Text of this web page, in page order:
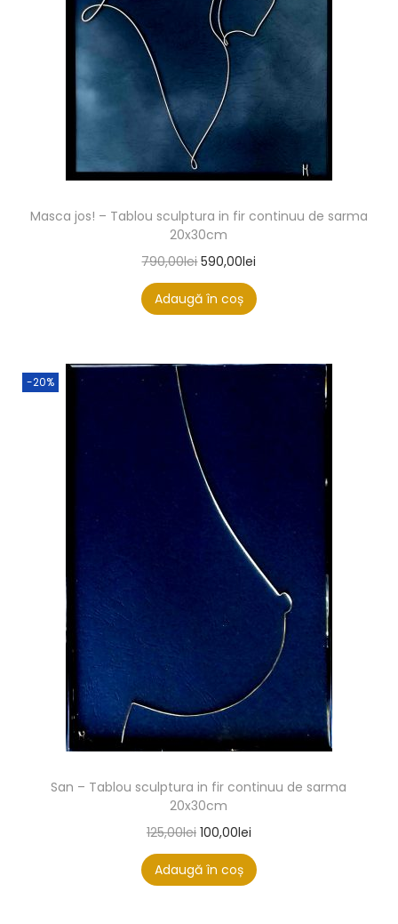
Masca jos! – Tablou sculptura in fir continuu de sarma
20x30cm
790,00lei 590,00lei
Adaugă în coș
-20%
San – Tablou sculptura in fir continuu de sarma
20x30cm
125,00lei 100,00lei
Adaugă în coș